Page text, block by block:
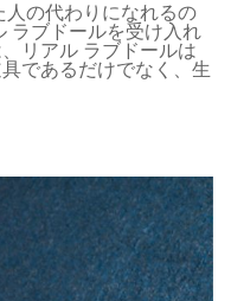
の代わりになれるの
ラブドールを受け入れ
リアル ラブドールは
であるだけでなく、生